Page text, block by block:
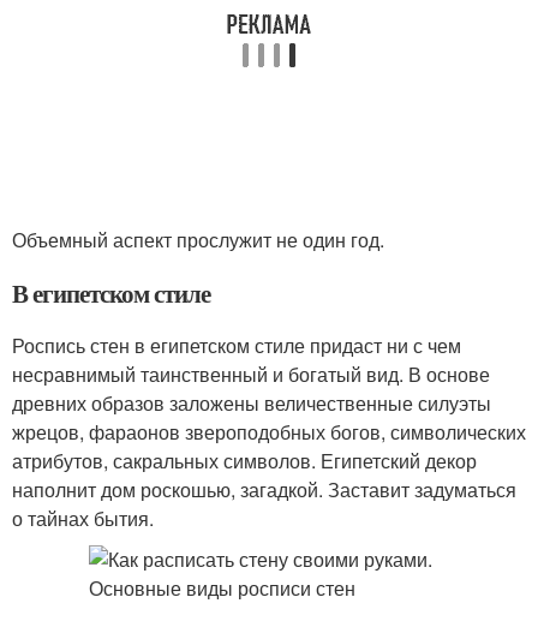
Объемный аспект прослужит не один год.
В египетском стиле
Роспись стен в египетском стиле придаст ни с чем
несравнимый таинственный и богатый вид. В основе
древних образов заложены величественные силуэты
жрецов, фараонов звероподобных богов, символических
атрибутов, сакральных символов. Египетский декор
наполнит дом роскошью, загадкой. Заставит задуматься
о тайнах бытия.